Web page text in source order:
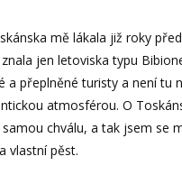
mě lákala již roky
jen letoviska typu
a přeplněné turisty a není tu
atmosférou. O
chválu, a tak jsem se
vlastní pěst.